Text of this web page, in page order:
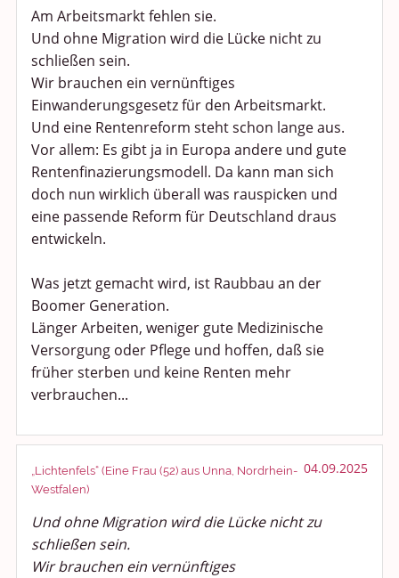
Gewicht reduzieren
Archiv
Am Arbeitsmarkt fehlen sie.
Und ohne Migration wird die Lücke nicht zu
schließen sein.
Wir brauchen ein vernünftiges
Einwanderungsgesetz für den Arbeitsmarkt.
Und eine Rentenreform steht schon lange aus.
Vor allem: Es gibt ja in Europa andere und gute
Rentenfinazierungsmodell. Da kann man sich
doch nun wirklich überall was rauspicken und
eine passende Reform für Deutschland draus
entwickeln.
Was jetzt gemacht wird, ist Raubbau an der
Boomer Generation.
Länger Arbeiten, weniger gute Medizinische
Versorgung oder Pflege und hoffen, daß sie
früher sterben und keine Renten mehr
verbrauchen...
„Lichtenfels“ (Eine Frau (52) aus Unna, Nordrhein-
Westfalen)
04.09.2025
Und ohne Migration wird die Lücke nicht zu
schließen sein.
Wir brauchen ein vernünftiges